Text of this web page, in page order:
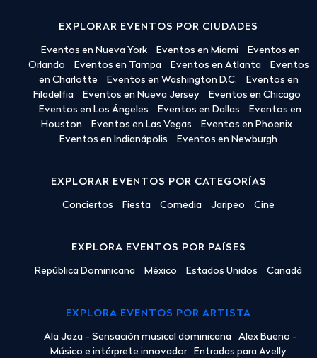
EXPLORAR EVENTOS POR CIUDADES
Eventos en Nueva York Eventos en Miami
Eventos en
Orlando
Eventos en Tampa Eventos en Atlanta
Eventos
en Charlotte
Eventos en Washington D.C.
Eventos en
Filadelfia
Eventos en Nueva Jersey
Eventos en Chicago
Eventos en Los Ángeles
Eventos en Dallas
Eventos en
Houston
Eventos en Las Vegas
Eventos en Phoenix
Eventos en Indianápolis
Eventos en Newburgh
EXPLORAR EVENTOS POR CATEGORÍAS
Conciertos Fiesta Comedia Jaripeo Cine
EXPLORA EVENTOS POR PAÍSES
República Dominicana México Estados Unidos Canadá
EXPLORA EVENTOS POR ARTISTA
Ala Jaza - Sensación musical dominicana
Alex Bueno -
Músico e intérprete innovador
Entradas para Avelly